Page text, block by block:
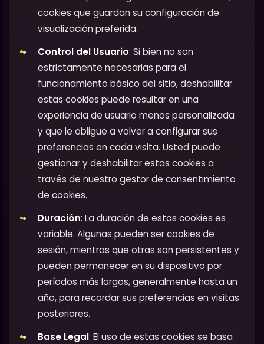
cookies que guardan su configuración de
visualización preferida.
Control del Usuario: Si bien no son
estrictamente necesarias para el
funcionamiento básico del sitio, deshabilitar
estas cookies puede resultar en una
experiencia de usuario menos personalizada
y que le obligue a volver a configurar sus
preferencias en cada visita. Usted puede
gestionar y deshabilitar estas cookies a
través de nuestro gestor de consentimiento
de cookies.
Duración: La duración de estas cookies es
variable. Algunas pueden ser cookies de
sesión, mientras que otras son persistentes y
pueden permanecer en su dispositivo por
períodos más largos, generalmente hasta un
año, para recordar sus preferencias en visitas
posteriores.
Base Legal: El uso de estas cookies se basa